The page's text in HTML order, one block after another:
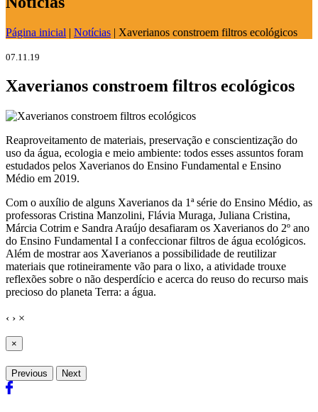
Página inicial | Notícias | Xaverianos constroem filtros ecológicos
07.11.19
Xaverianos constroem filtros ecológicos
Reaproveitamento de materiais, preservação e conscientização do
uso da água, ecologia e meio ambiente: todos esses assuntos foram
estudados pelos Xaverianos do Ensino Fundamental e Ensino
Médio em 2019.
Com o auxílio de alguns Xaverianos da 1ª série do Ensino Médio, as
professoras Cristina Manzolini, Flávia Muraga, Juliana Cristina,
Márcia Cotrim e Sandra Araújo desafiaram os Xaverianos do 2º ano
do Ensino Fundamental I a confeccionar filtros de água ecológicos.
Além de mostrar aos Xaverianos a possibilidade de reutilizar
materiais que rotineiramente vão para o lixo, a atividade trouxe
reflexões sobre o não desperdício e acerca do reuso do recurso mais
precioso do planeta Terra: a água.
‹ › ×
×
Previous Next